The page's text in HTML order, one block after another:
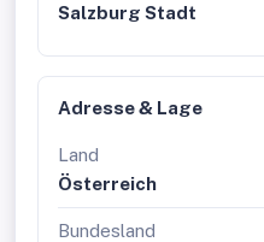
Salzburg Stadt
Adresse & Lage
Land
Österreich
Bundesland